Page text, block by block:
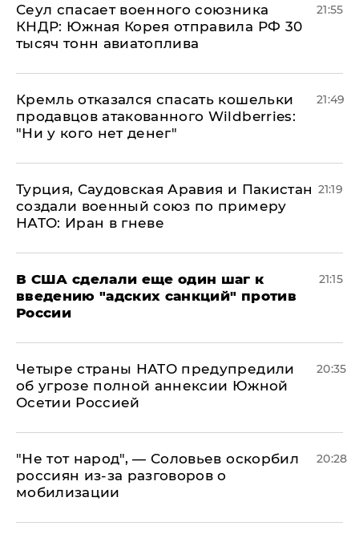
​Сеул спасает военного союзника
КНДР: Южная Корея отправила РФ 30
тысяч тонн авиатоплива
21:55
Кремль отказался спасать кошельки
продавцов атакованного Wildberries:
"Ни у кого нет денег"
21:49
Турция, Саудовская Аравия и Пакистан
создали военный союз по примеру
НАТО: Иран в гневе
21:19
В США сделали еще один шаг к
введению "адских санкций" против
России
21:15
Четыре страны НАТО предупредили
об угрозе полной аннексии Южной
Осетии Россией
20:35
​"Не тот народ", — Соловьев оскорбил
россиян из-за разговоров о
мобилизации
20:28